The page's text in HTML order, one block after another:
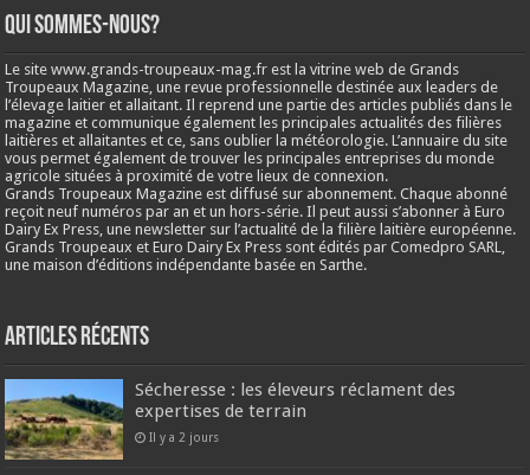
Qui sommes-nous?
Le site www.grands-troupeaux-mag.fr est la vitrine web de Grands
Troupeaux Magazine, une revue professionnelle destinée aux leaders de
l’élevage laitier et allaitant. Il reprend une partie des articles publiés dans le
magazine et communique également les principales actualités des filières
laitières et allaitantes et ce, sans oublier la météorologie. L’annuaire du site
vous permet également de trouver les principales entreprises du monde
agricole situées à proximité de votre lieux de connexion.
Grands Troupeaux Magazine est diffusé sur abonnement. Chaque abonné
reçoit neuf numéros par an et un hors-série. Il peut aussi s’abonner à Euro
Dairy Ex Press, une newsletter sur l’actualité de la filière laitière européenne.
Grands Troupeaux et Euro Dairy Ex Press sont édités par Comedpro SARL,
une maison d’éditions indépendante basée en Sarthe.
Articles récents
Sécheresse : les éleveurs réclament des
expertises de terrain
Il y a 2 jours